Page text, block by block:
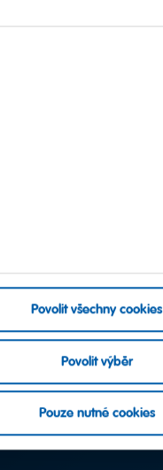
Povolit všechny cookies
Povolit výběr
Pouze nutné cookies